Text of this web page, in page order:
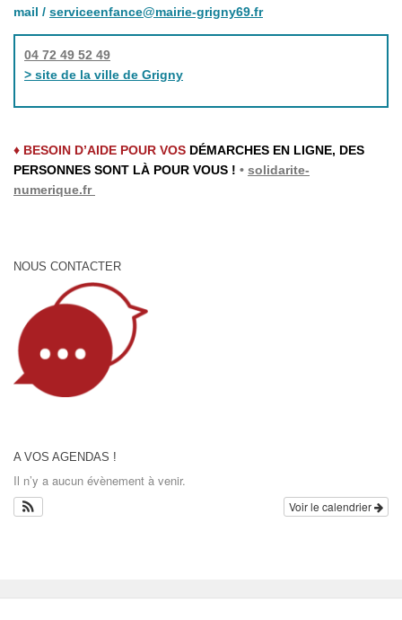
mail / serviceenfance@mairie-grigny69.fr
04 72 49 52 49
> site de la ville de Grigny
♦ BESOIN D’AIDE POUR VOS DÉMARCHES EN LIGNE, DES
PERSONNES SONT LÀ POUR VOUS ! • solidarite-
numerique.fr
NOUS CONTACTER
A VOS AGENDAS !
Il n’y a aucun évènement à venir.
Voir le calendrier